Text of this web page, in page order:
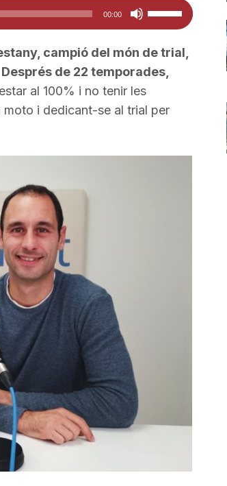
00:00
Feu
servir
les
tecles
fletxa
campió del món de trial,
Després de 22 temporades,
al 100% i no tenir les
i dedicant-se al trial per